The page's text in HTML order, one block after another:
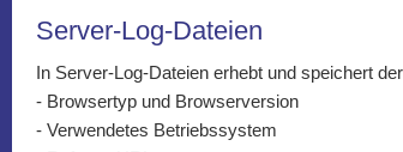
Server-Log-Dateien
In Server-Log-Dateien erhebt und speichert
- Browsertyp und Browserversion
- Verwendetes Betriebssystem